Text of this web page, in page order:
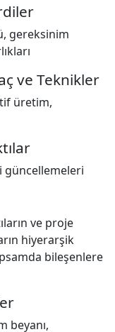
gereksinim
ve Teknikler
üretim,
güncellemeleri
ve proje
hiyerarşik
bileşenlere
beyanı,